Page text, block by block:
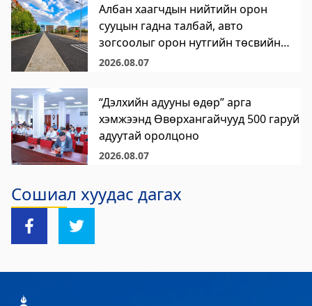
Албан хаагчдын нийтийн орон
сууцын гадна талбай, авто
зогсоолыг орон нутгийн төсвийн
хөрөнгө оруулалтаар шинэчиллээ.
2026.08.07
“Дэлхийн адууны өдөр” арга
хэмжээнд Өвөрхангайчууд 500 гаруй
адуутай оролцоно
2026.08.07
Сошиал хуудас дагах